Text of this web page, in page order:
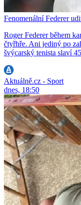
Fenomenální Federer
Roger Federer během
čtyřhře. Ani jediný po
švýcarský tenista slaví
Aktuálně.cz - Sport
dnes, 18:50